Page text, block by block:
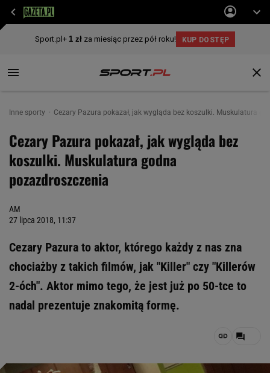
Inne sporty Cezary Pazura pokazał, jak wygląda bez koszulki. Muskulatura
Cezary Pazura pokazał, jak wygląda bez
koszulki. Muskulatura godna
pozazdroszczenia
AM
27 lipca 2018, 11:37
Cezary Pazura to aktor, którego każdy z nas zna
chociażby z takich filmów, jak "Killer" czy "Killerów
2-óch". Aktor mimo tego, że jest już po 50-tce to
nadal prezentuje znakomitą formę.